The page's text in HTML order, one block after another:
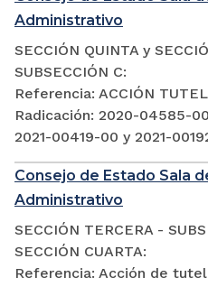
Administrativo
SECCIÓN QUINTA y
SUBSECCIÓN C:
Referencia: ACCIÓN
Radicación: 2020-04585-
2021-00419-00 y 2021-
Consejo de Estado Sala
Administrativo
SECCIÓN TERCERA -
SECCIÓN CUARTA:
Referencia: Acción de